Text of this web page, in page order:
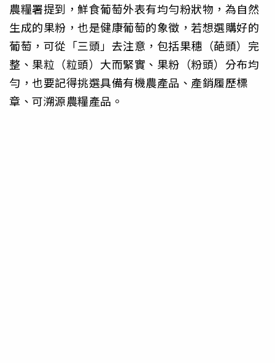
農糧署提到，鮮食葡萄外表有均勻粉狀物，為自然
生成的果粉，也是健康葡萄的象徵，若想選購好的
葡萄，可從「三頭」去注意，包括果穗（葩頭）完
整、果粒（粒頭）大而緊實、果粉（粉頭）分布均
勻，也要記得挑選具備有機農產品、產銷履歷標
章、可溯源農糧產品。